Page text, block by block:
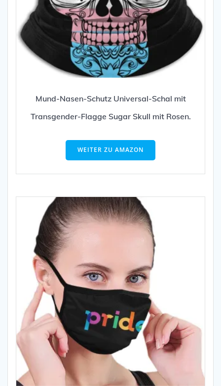
Mund-Nasen-Schutz Universal-Schal mit
Transgender-Flagge Sugar Skull mit Rosen.
WEITER ZU AMAZON